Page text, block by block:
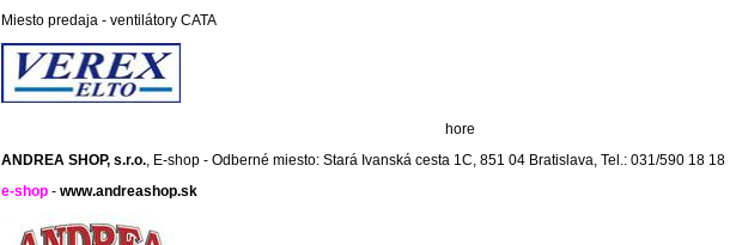
Miesto predaja - ventilátory CATA
hore
ANDREA SHOP, s.r.o., E-shop - Odberné miesto: Stará Ivanská cesta 1C, 851 04 Bratislava, Tel.: 031/590 18 18
e-shop - www.andreashop.sk